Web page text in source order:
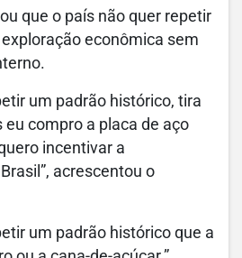
que o país não quer repetir
econômica sem
um padrão histórico, tira
compro a placa de aço
incentivar a
acrescentou o
um padrão histórico que a